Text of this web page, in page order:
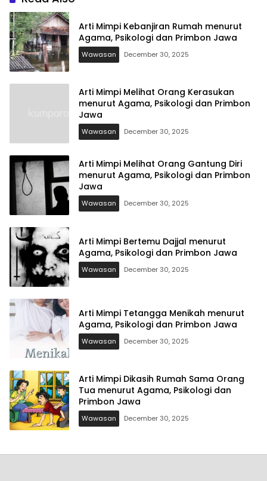
Arti Mimpi Kebanjiran Rumah menurut
Agama, Psikologi dan Primbon Jawa
Wawasan December 30, 2025
Arti Mimpi Melihat Orang Kerasukan
menurut Agama, Psikologi dan Primbon
Jawa
Wawasan December 30, 2025
Arti Mimpi Melihat Orang Gantung Diri
menurut Agama, Psikologi dan Primbon
Jawa
Wawasan December 30, 2025
Arti Mimpi Bertemu Dajjal menurut
Agama, Psikologi dan Primbon Jawa
Wawasan December 30, 2025
Arti Mimpi Tetangga Menikah menurut
Agama, Psikologi dan Primbon Jawa
Wawasan December 30, 2025
Arti Mimpi Dikasih Rumah Sama Orang
Tua menurut Agama, Psikologi dan
Primbon Jawa
Wawasan December 30, 2025